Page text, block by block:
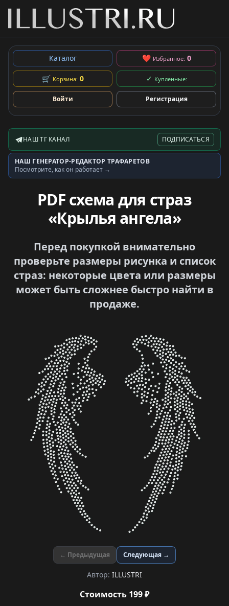
Каталог ❤ Избранное: 0
🛒 Корзина: 0 ✓ Купленные:
Войти Регистрация
Telegram-канал
НАШ ТГ КАНАЛ ПОДПИСАТЬСЯ
Генератор трафаретов
НАШ ГЕНЕРАТОР-РЕДАКТОР ТРАФАРЕТОВ
Посмотрите, как он работает →
PDF схема для страз
«Крылья ангела»
Перед покупкой внимательно
проверьте размеры рисунка и список
страз: некоторые цвета или размеры
может быть сложнее быстро найти в
продаже.
← Предыдущая Следующая →
Автор: ILLUSTRI
Стоимость 199 ₽